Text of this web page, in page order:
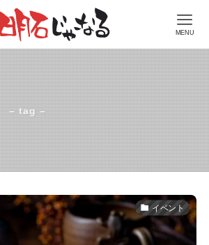
MENU
– tag –
イベント